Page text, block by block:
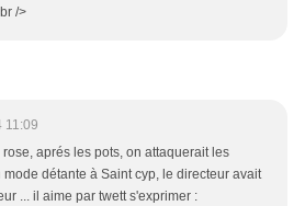
/>
11:09
aprés les pots, on attaquerait les
mode détante à Saint cyp, le directeur avait
... il aime par twett s'exprimer :